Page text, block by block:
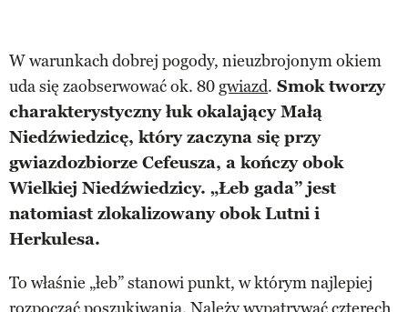
W warunkach dobrej pogody, nieuzbrojonym okiem
uda się zaobserwować ok. 80 gwiazd. Smok tworzy
charakterystyczny łuk okalający Małą
Niedźwiedzicę, który zaczyna się przy
gwiazdozbiorze Cefeusza, a kończy obok
Wielkiej Niedźwiedzicy. „Łeb gada” jest
natomiast zlokalizowany obok Lutni i
Herkulesa.
To właśnie „łeb” stanowi punkt, w którym najlepiej